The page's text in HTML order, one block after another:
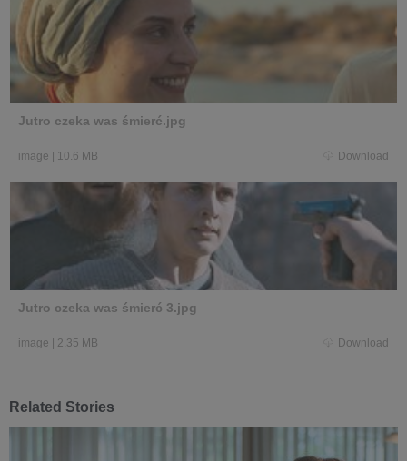
Jutro czeka was śmierć.jpg
image 10.6 MB Download
Jutro czeka was śmierć 3.jpg
image 2.35 MB Download
Related Stories